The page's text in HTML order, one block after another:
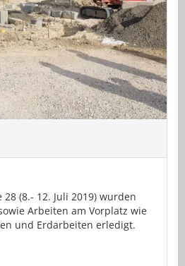
(8.- 12. Juli 2019) wurden
Arbeiten am Vorplatz wie
und Erdarbeiten erledigt.